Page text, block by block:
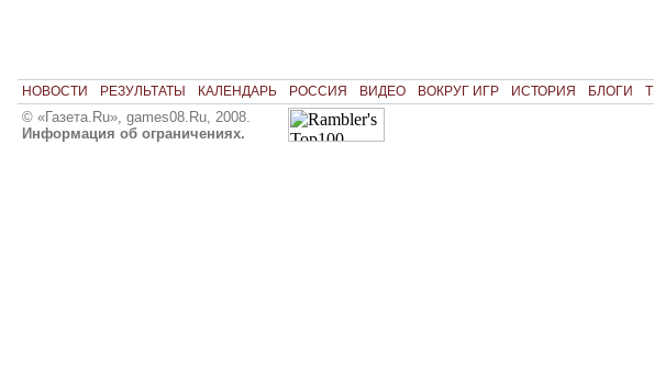
НОВОСТИ РЕЗУЛЬТАТЫ КАЛЕНДАРЬ РОССИЯ ВИДЕО ВОКРУГ ИГР ИСТОРИЯ БЛОГИ
© «Газета.Ru», games08.Ru, 2008.
Информация об ограничениях.